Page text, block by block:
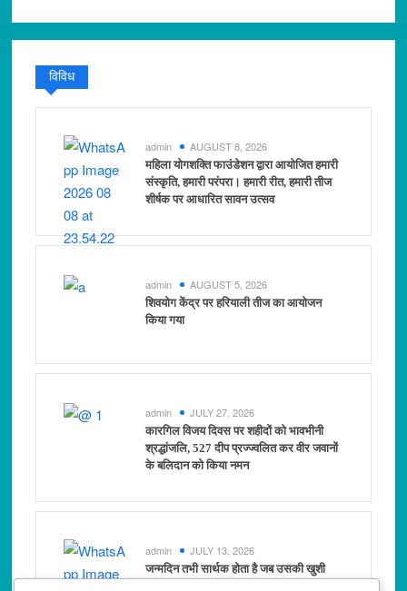
विविध
admin AUGUST 8, 2026
महिला योगशक्ति फाउंडेशन द्वारा आयोजित हमारी
संस्कृति, हमारी परंपरा। हमारी रीत, हमारी तीज
शीर्षक पर आधारित सावन उत्सव
admin AUGUST 5, 2026
शिवयोग केंद्र पर हरियाली तीज का आयोजन
किया गया
admin JULY 27, 2026
कारगिल विजय दिवस पर शहीदों को भावभीनी
श्रद्धांजलि, 527 दीप प्रज्ज्वलित कर वीर जवानों
के बलिदान को किया नमन
admin JULY 13, 2026
जन्मदिन तभी सार्थक होता है जब उसकी खुशी